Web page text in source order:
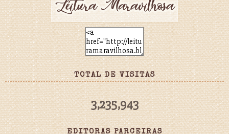
TOTAL DE VISITAS
3,235,943
EDITORAS PARCEIRAS